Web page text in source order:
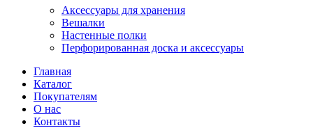
Аксессуары для хранения
Вешалки
Настенные полки
Перфорированная доска и аксессуары
Главная
Каталог
Покупателям
О нас
Контакты